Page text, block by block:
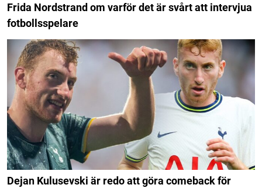
Frida Nordstrand om varför det är svårt att intervjua
fotbollsspelare
Dejan Kulusevski är redo att göra comeback för